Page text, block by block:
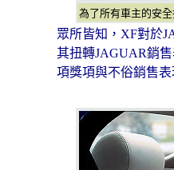
為了所有車主的安
眾所皆知，XF對於
其扭轉JAGUAR銷
項獎項與不俗銷售